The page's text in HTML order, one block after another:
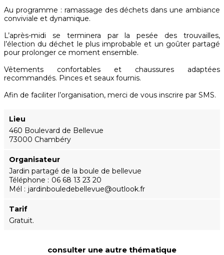
Au programme : ramassage des déchets dans une ambiance
conviviale et dynamique.
L’après-midi se terminera par la pesée des trouvailles,
l’élection du déchet le plus improbable et un goûter partagé
pour prolonger ce moment ensemble.
Vêtements confortables et chaussures adaptées
recommandés. Pinces et seaux fournis.
Afin de faciliter l’organisation, merci de vous inscrire par SMS.
Lieu
460 Boulevard de Bellevue
73000 Chambéry
Organisateur
Jardin partagé de la boule de bellevue
Téléphone
06 68 13 23 20
Mél
jardinbouledebellevue@outlook.fr
Tarif
Gratuit.
consulter une autre thématique